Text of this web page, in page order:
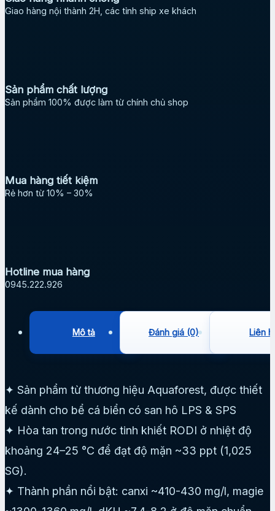
Giao hàng nội thành 2H, các tỉnh ship xe khách
Sản phẩm chất lượng
Sản phẩm 100% được làm từ chính chủ shop
Mua hàng tiết kiệm
Rẻ hơn từ 10% – 30%
Hotline mua hàng
0945.222.926
Mô tả Đánh giá (0) Liên
✦ Sản phẩm từ thương hiệu Aquaforest, được thiết
kế dành cho bể cá biển có san hô LPS & SPS
✦ Hòa tan trong nước tinh khiết RODI ở nhiệt độ
khoảng 24–25 °C để đạt độ mặn ~33 ppt (1,025
SG).
✦ Thành phần nổi bật: canxi ~410-430 mg/l, magie